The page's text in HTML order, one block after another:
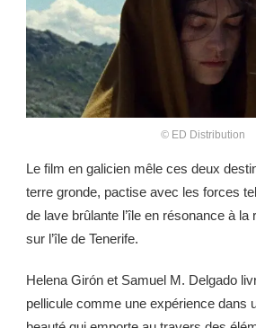
© ED Distribution
Le film en galicien mêle ces deux
terre gronde, pactise avec les forces
de lave brûlante l’île en résonance à
sur l’île de Tenerife.
Helena Girón et Samuel M. Delgado
pellicule comme une expérience dans